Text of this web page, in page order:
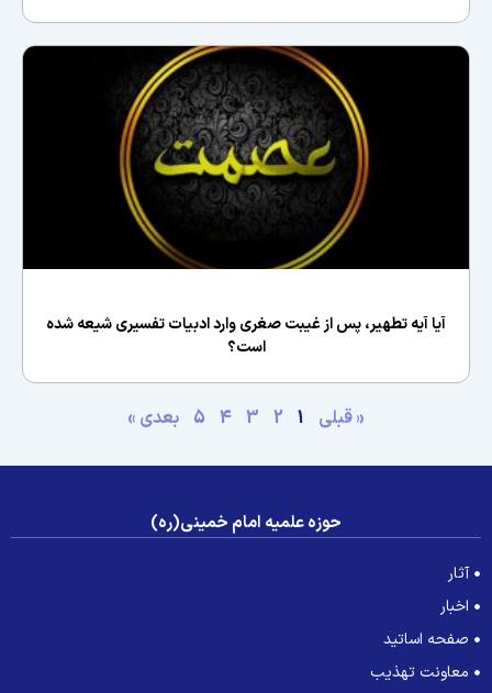
آیا آیه تطهیر، پس از غیبت صغری وارد ادبیات تفسیری شیعه شده
است؟
« قبلی بعدی »
حوزه علمیه امام خمینی(ره)
آثار
اخبار
صفحه اساتید
معاونت تهذیب